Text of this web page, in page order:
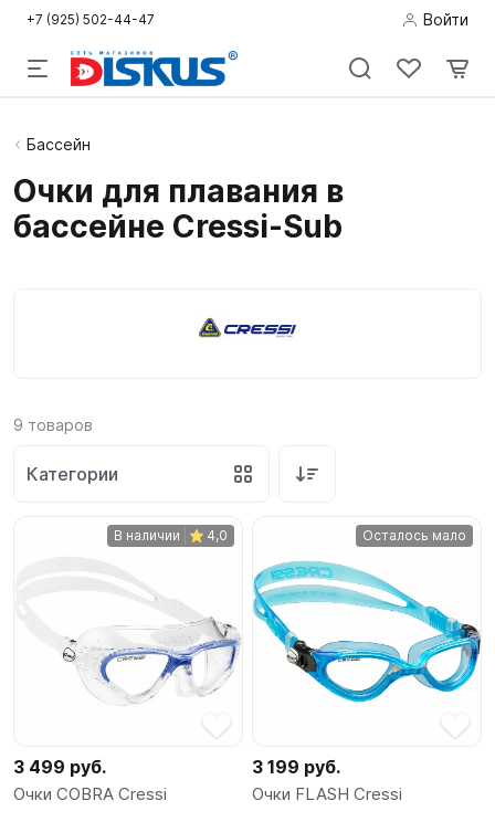
+7 (925) 502-44-47 Войти
Подводная
Дайвинг
сёрфинг
Подарочные
Бассейн
Очки для плавания в
бассейне Cressi-Sub
9 товаров
Категории
В наличии 4,0
3 499 руб.
Очки COBRA Cressi
Осталось мало
3 199 руб.
Очки FLASH Cressi